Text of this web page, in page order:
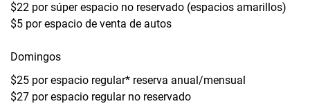
$22 por súper espacio no reservado (espacios amarillos)
$5 por espacio de venta de autos
Domingos
$25 por espacio regular* reserva anual/mensual
$27 por espacio regular no reservado